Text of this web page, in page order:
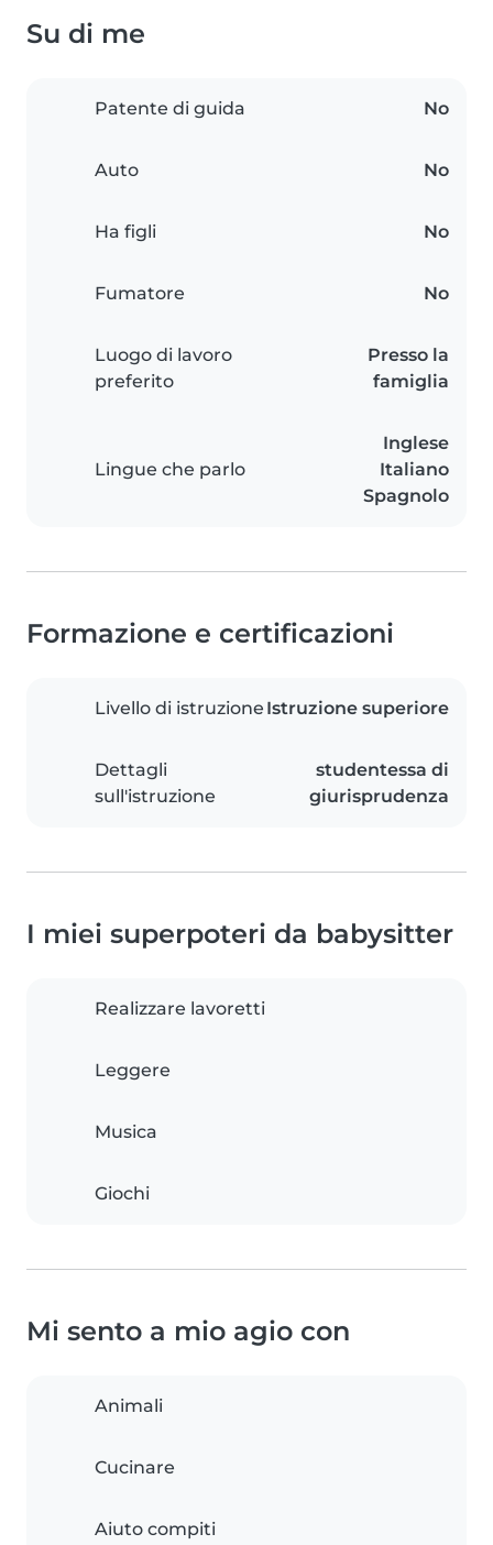
Su di me
Patente di guida No
Auto No
Ha figli No
Fumatore No
Luogo di lavoro
preferito
Presso la
famiglia
Lingue che parlo
Inglese
Italiano
Spagnolo
Formazione e certificazioni
Livello di istruzione Istruzione superiore
Dettagli
sull'istruzione
studentessa di
giurisprudenza
I miei superpoteri da babysitter
Realizzare lavoretti
Leggere
Musica
Giochi
Mi sento a mio agio con
Animali
Cucinare
Aiuto compiti